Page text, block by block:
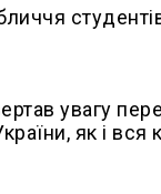
увагу
як і вся